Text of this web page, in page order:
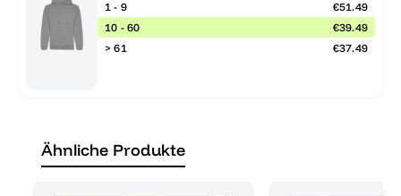
1 - 9
€51.49
10 - 60
€39.49
> 61
€37.49
Ähnliche Produkte